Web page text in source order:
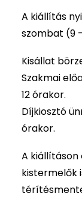
A kiállítás
szombat (9
Kisállat
Szakmai
12 órakor.
Díjkiosztó
órakor.
A
kistermelők